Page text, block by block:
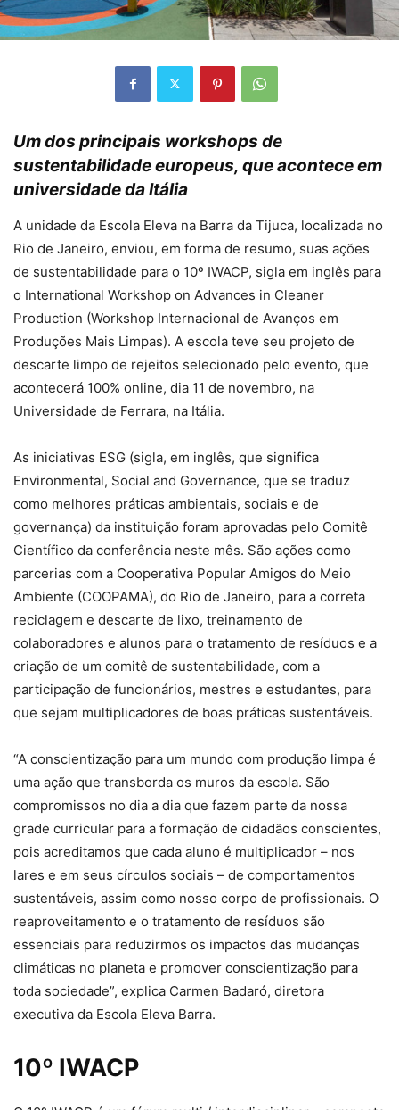
Um dos principais workshops de
sustentabilidade europeus, que acontece em
universidade da Itália
A unidade da Escola Eleva na Barra da Tijuca, localizada no
Rio de Janeiro, enviou, em forma de resumo, suas ações
de sustentabilidade para o 10º IWACP, sigla em inglês para
o International Workshop on Advances in Cleaner
Production (Workshop Internacional de Avanços em
Produções Mais Limpas). A escola teve seu projeto de
descarte limpo de rejeitos selecionado pelo evento, que
acontecerá 100% online, dia 11 de novembro, na
Universidade de Ferrara, na Itália.
As iniciativas ESG (sigla, em inglês, que significa
Environmental, Social and Governance, que se traduz
como melhores práticas ambientais, sociais e de
governança) da instituição foram aprovadas pelo Comitê
Científico da conferência neste mês. São ações como
parcerias com a Cooperativa Popular Amigos do Meio
Ambiente (COOPAMA), do Rio de Janeiro, para a correta
reciclagem e descarte de lixo, treinamento de
colaboradores e alunos para o tratamento de resíduos e a
criação de um comitê de sustentabilidade, com a
participação de funcionários, mestres e estudantes, para
que sejam multiplicadores de boas práticas sustentáveis.
“A conscientização para um mundo com produção limpa é
uma ação que transborda os muros da escola. São
compromissos no dia a dia que fazem parte da nossa
grade curricular para a formação de cidadãos conscientes,
pois acreditamos que cada aluno é multiplicador – nos
lares e em seus círculos sociais – de comportamentos
sustentáveis, assim como nosso corpo de profissionais. O
reaproveitamento e o tratamento de resíduos são
essenciais para reduzirmos os impactos das mudanças
climáticas no planeta e promover conscientização para
toda sociedade”, explica Carmen Badaró, diretora
executiva da Escola Eleva Barra.
10º IWACP